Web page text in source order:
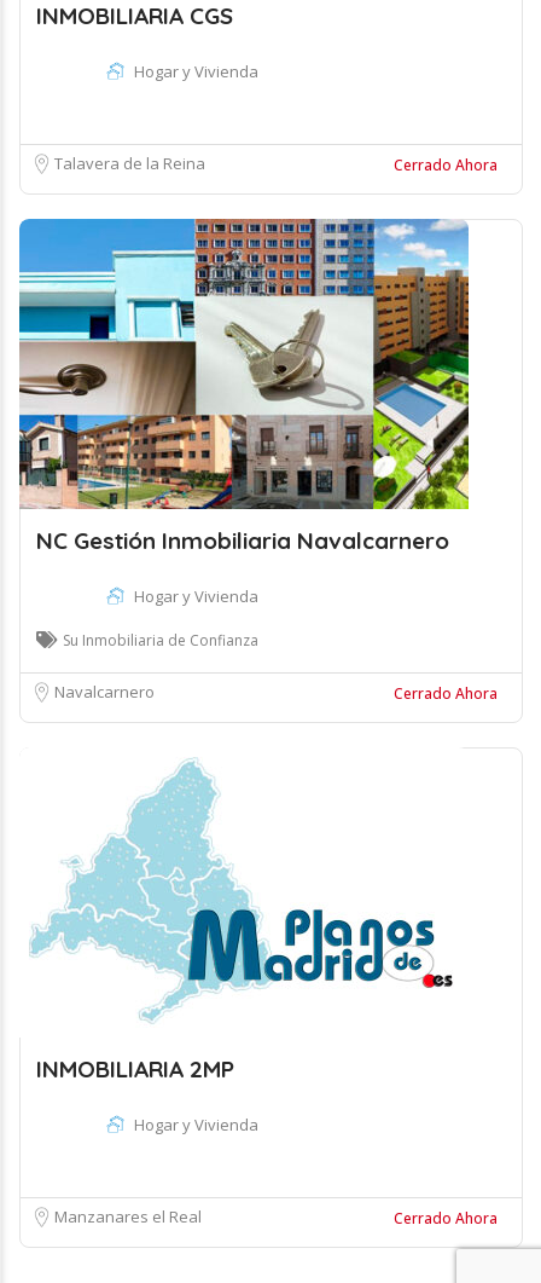
INMOBILIARIA CGS
Hogar y Vivienda
Talavera de la Reina Cerrado Ahora
NC Gestión Inmobiliaria Navalcarnero
Hogar y Vivienda
Su Inmobiliaria de Confianza
Navalcarnero Cerrado Ahora
INMOBILIARIA 2MP
Hogar y Vivienda
Manzanares el Real Cerrado Ahora